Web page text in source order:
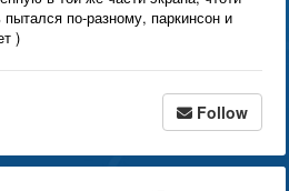
по-разному, паркинсон и
)
Follow